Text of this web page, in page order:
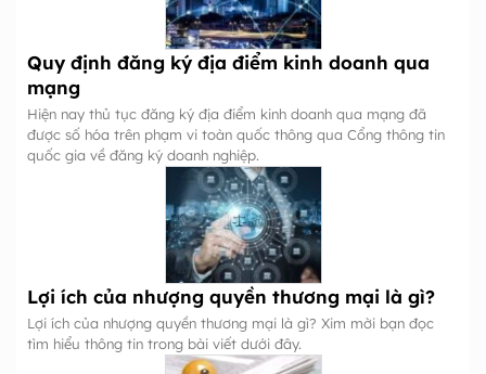
Quy định đăng ký địa điểm kinh doanh qua
mạng
Hiện nay thủ tục đăng ký địa điểm kinh doanh qua mạng đã
được số hóa trên phạm vi toàn quốc thông qua Cổng thông tin
quốc gia về đăng ký doanh nghiệp.
Lợi ích của nhượng quyền thương mại là gì?
Lợi ích của nhượng quyền thương mại là gì? Xim mời bạn đọc
tìm hiểu thông tin trong bài viết dưới đây.